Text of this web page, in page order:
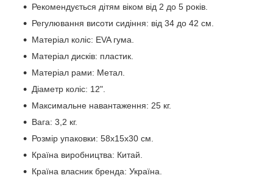
Рекомендується дітям віком від 2 до 5 років.
Регулювання висоти сидіння: від 34 до 42 см.
Матеріал коліс: EVA гума.
Матеріал дисків: пластик.
Матеріал рами: Метал.
Діаметр коліс: 12".
Максимальне навантаження: 25 кг.
Вага: 3,2 кг.
Розмір упаковки: 58х15х30 см.
Країна виробництва: Китай.
Країна власник бренда: Україна.